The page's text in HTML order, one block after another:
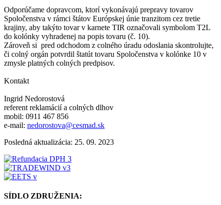
Odporúčame dopravcom, ktorí vykonávajú prepravy tovarov
Spoločenstva v rámci štátov Európskej únie tranzitom cez tretie
krajiny, aby takýto tovar v karnete TIR označovali symbolom T2L
do kolónky vyhradenej na popis tovaru (č. 10).
Zároveň si pred odchodom z colného úradu odoslania skontrolujte,
či colný orgán potvrdil štatút tovaru Spoločenstva v kolónke 10 v
zmysle platných colných predpisov.
Kontakt
Ingrid Nedorostová
referent reklamácií a colných dlhov
mobil: 0911 467 856
e-mail: nedorostova@cesmad.sk
Posledná aktualizácia: 25. 09. 2023
SÍDLO ZDRUŽENIA: